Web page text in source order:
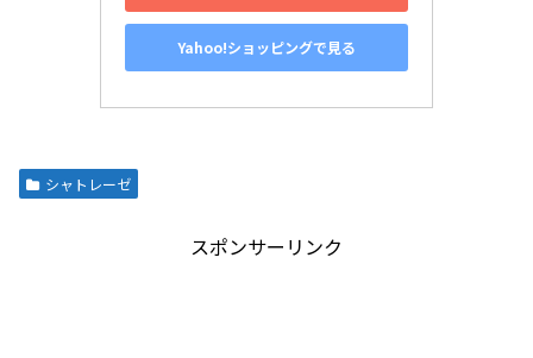
Yahoo!ショッピングで見る
シャトレーゼ
スポンサーリンク